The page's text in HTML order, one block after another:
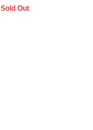
Sold Out